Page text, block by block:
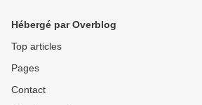
Hébergé par Overblog
Top articles
Pages
Contact